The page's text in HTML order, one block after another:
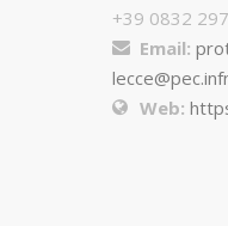
+39 0832
Email:
Web: